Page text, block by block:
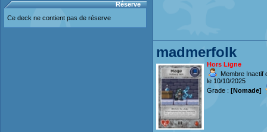
Réserve
Ce deck ne contient pas de réserve
madmerfolk
Hors Ligne
Membre Inactif
le 10/10/2025
Grade : [Nomade]